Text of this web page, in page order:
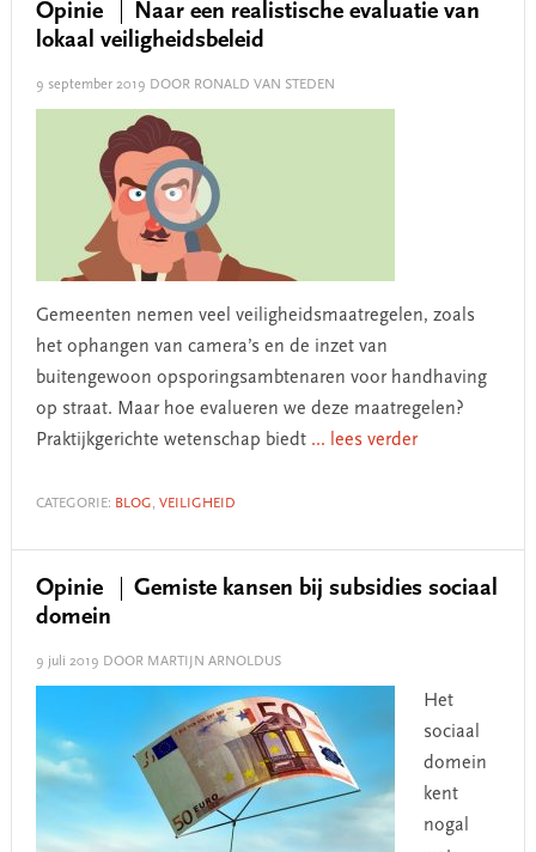
Opinie
Naar een realistische evaluatie van
lokaal veiligheidsbeleid
9 september 2019 DOOR RONALD VAN STEDEN
Gemeenten nemen veel veiligheidsmaatregelen, zoals
het ophangen van camera’s en de inzet van
buitengewoon opsporingsambtenaren voor handhaving
op straat. Maar hoe evalueren we deze maatregelen?
Praktijkgerichte wetenschap biedt ... lees verder
CATEGORIE: BLOG, VEILIGHEID
Opinie
Gemiste kansen bij subsidies sociaal
domein
9 juli 2019 DOOR MARTIJN ARNOLDUS
Het
sociaal
domein
kent
nogal